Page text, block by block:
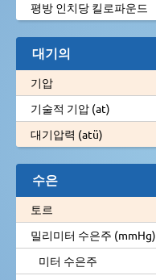
평방 인치당 킬로파운드
대기의
기압
기술적 기압 (at)
대기압력 (atü)
수은
토르
밀리미터 수은주 (mmHg)
미터 수은주